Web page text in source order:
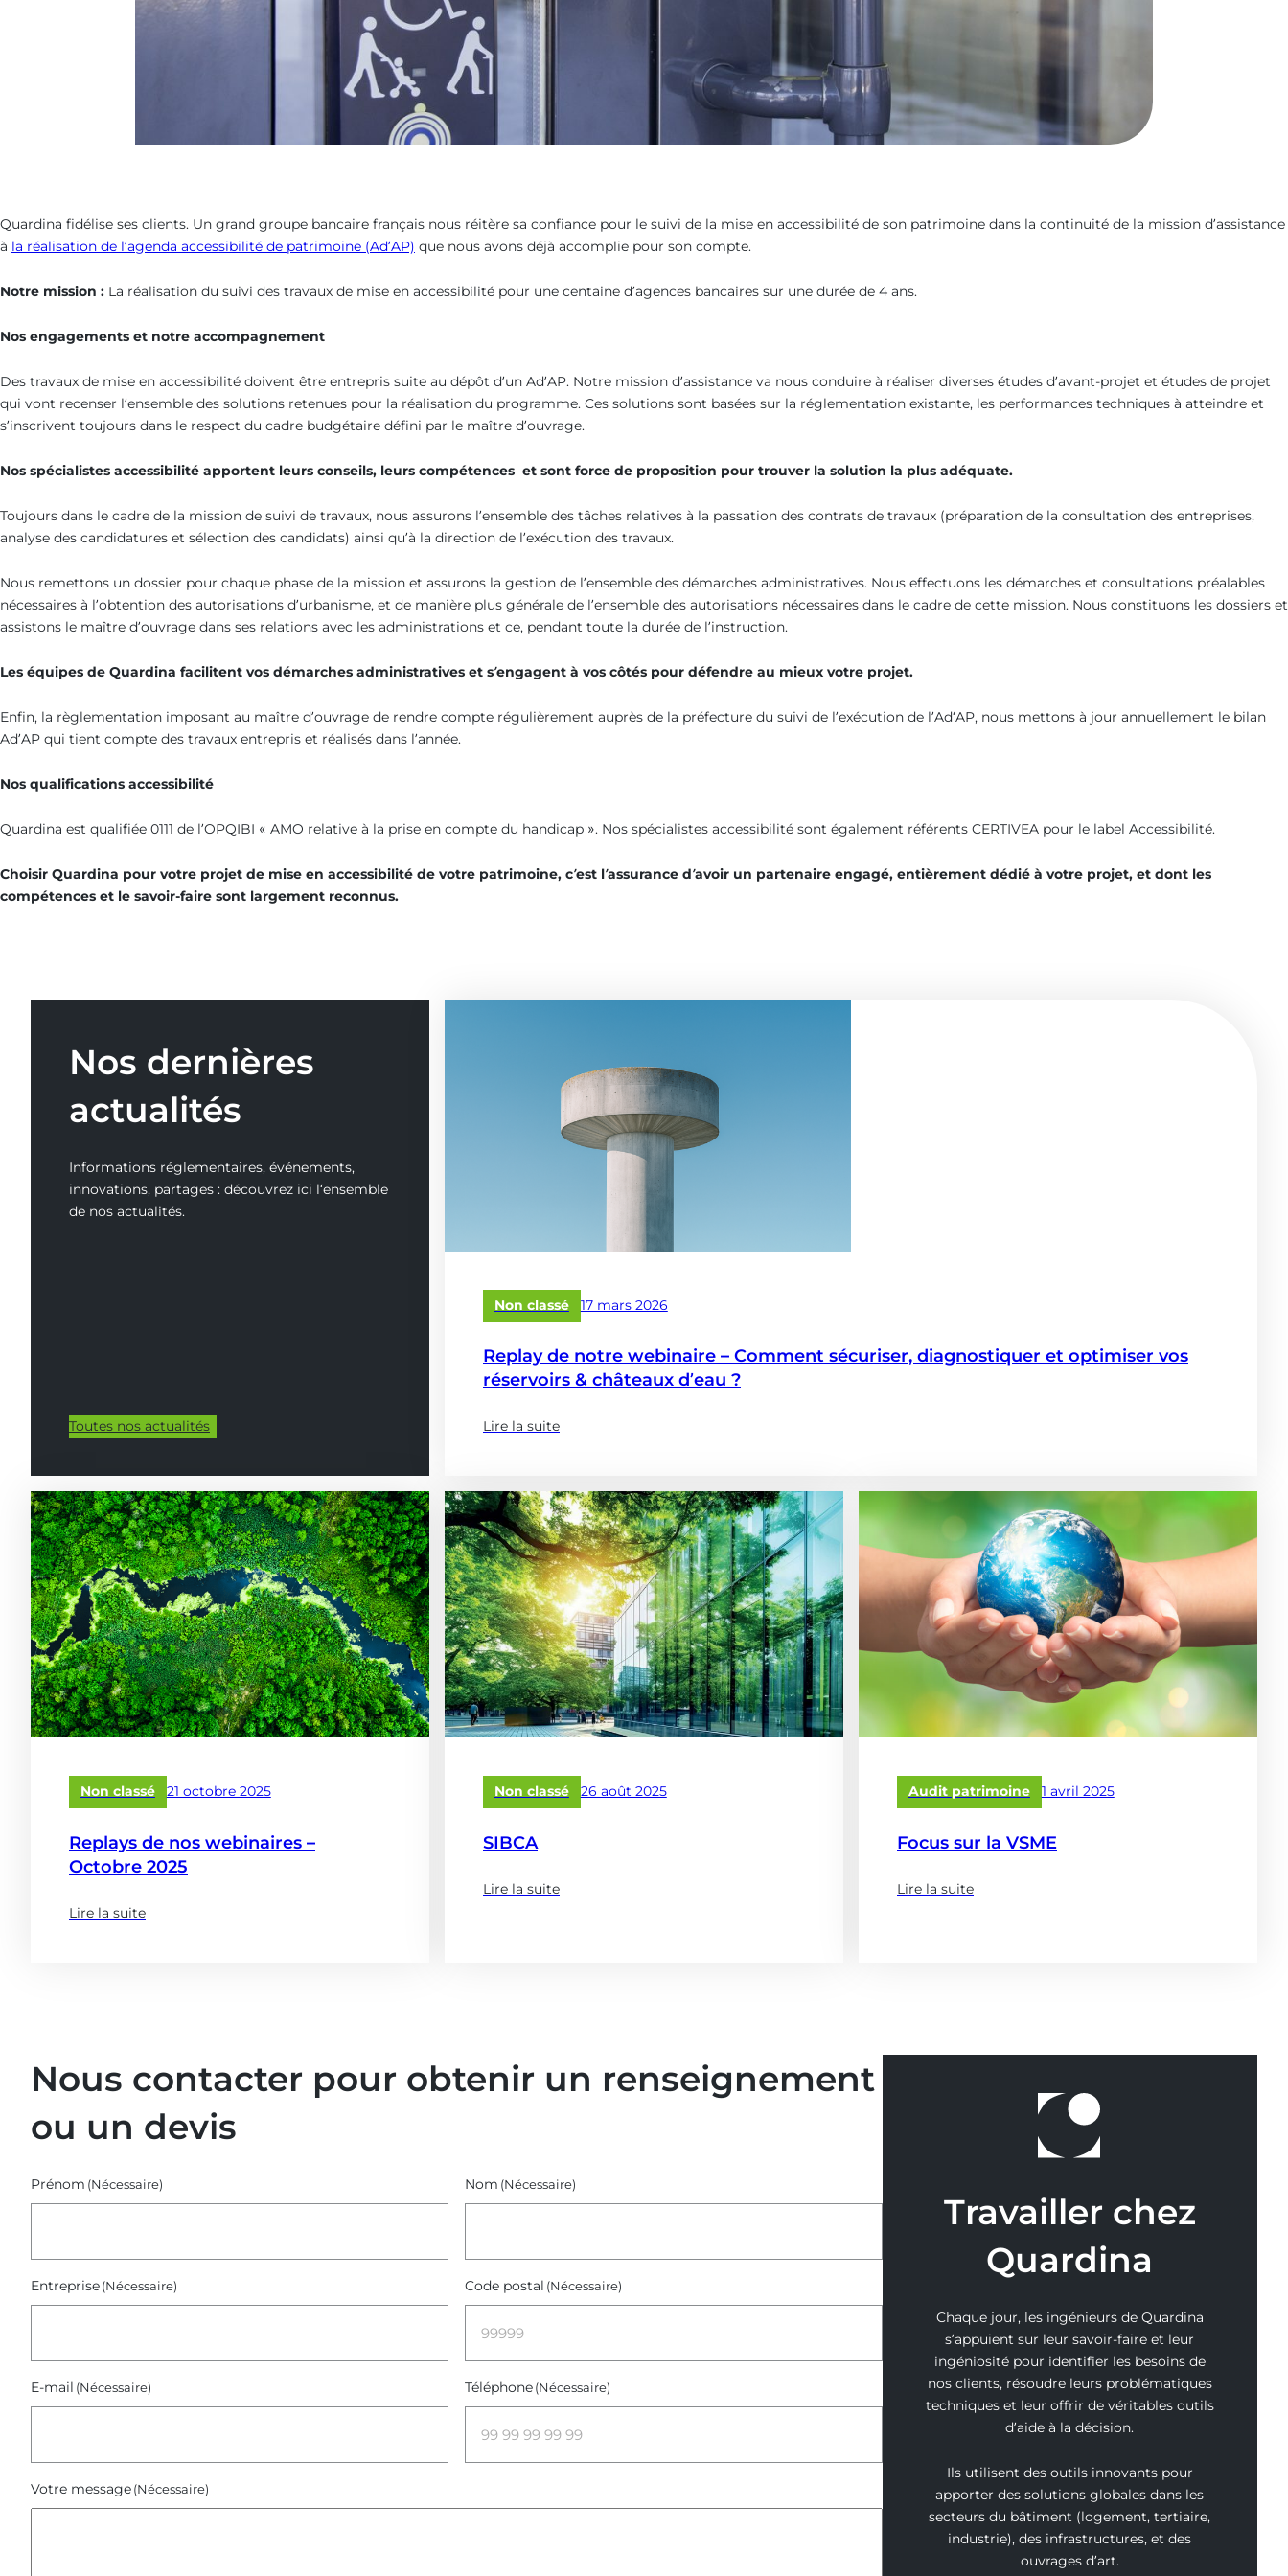
Quardina fidélise ses clients. Un grand groupe bancaire français nous réitère sa confiance pour le suivi de la mise en accessibilité de son patrimoine dans la continuité de la mission d’assistance
à la réalisation de l’agenda accessibilité de patrimoine (Ad’AP) que nous avons déjà accomplie pour son compte.
Notre mission : La réalisation du suivi des travaux de mise en accessibilité pour une centaine d’agences bancaires sur une durée de 4 ans.
Nos engagements et notre accompagnement
Des travaux de mise en accessibilité doivent être entrepris suite au dépôt d’un Ad’AP. Notre mission d’assistance va nous conduire à réaliser diverses études d’avant-projet et études de projet
qui vont recenser l’ensemble des solutions retenues pour la réalisation du programme. Ces solutions sont basées sur la réglementation existante, les performances techniques à atteindre et
s’inscrivent toujours dans le respect du cadre budgétaire défini par le maître d’ouvrage.
Nos spécialistes accessibilité apportent leurs conseils, leurs compétences et sont force de proposition pour trouver la solution la plus adéquate.
Toujours dans le cadre de la mission de suivi de travaux, nous assurons l’ensemble des tâches relatives à la passation des contrats de travaux (préparation de la consultation des entreprises,
analyse des candidatures et sélection des candidats) ainsi qu’à la direction de l’exécution des travaux.
Nous remettons un dossier pour chaque phase de la mission et assurons la gestion de l’ensemble des démarches administratives. Nous effectuons les démarches et consultations préalables
nécessaires à l’obtention des autorisations d’urbanisme, et de manière plus générale de l’ensemble des autorisations nécessaires dans le cadre de cette mission. Nous constituons les dossiers et
assistons le maître d’ouvrage dans ses relations avec les administrations et ce, pendant toute la durée de l’instruction.
Les équipes de Quardina facilitent vos démarches administratives et s’engagent à vos côtés pour défendre au mieux votre projet.
Enfin, la règlementation imposant au maître d’ouvrage de rendre compte régulièrement auprès de la préfecture du suivi de l’exécution de l’Ad‘AP, nous mettons à jour annuellement le bilan
Ad’AP qui tient compte des travaux entrepris et réalisés dans l’année.
Nos qualifications accessibilité
Quardina est qualifiée 0111 de l’OPQIBI « AMO relative à la prise en compte du handicap ». Nos spécialistes accessibilité sont également référents CERTIVEA pour le label Accessibilité.
Choisir Quardina pour votre projet de mise en accessibilité de votre patrimoine, c’est l’assurance d’avoir un partenaire engagé, entièrement dédié à votre projet, et dont les
compétences et le savoir-faire sont largement reconnus.
Nos dernières
actualités
Informations réglementaires, événements,
innovations, partages : découvrez ici l‘ensemble
de nos actualités.
Toutes nos actualités
Non classé
Publié
le
17 mars 2026
Replay de notre webinaire – Comment sécuriser, diagnostiquer et optimiser vos
réservoirs & châteaux d’eau ?
Lire la suite
(à
:
Replay
de
notre
webinaire
–
Comment
sécuriser,
diagnostiquer
et
optimiser
châteaux
d’eau
?)
Non classé
Publié
le
21 octobre 2025
Replays de nos webinaires –
Octobre 2025
Lire la suite
(à
webinaires
Octobre
2025)
Non classé
Publié
le
26 août 2025
SIBCA
Lire la suite
(à
Audit patrimoine
Publié
le
1 avril 2025
Focus sur la VSME
Lire la suite
(à
VSME)
Nous contacter pour obtenir un renseignement
ou un devis
Prénom (Nécessaire) Nom (Nécessaire)
Entreprise(Nécessaire) Code postal (Nécessaire)
E-mail (Nécessaire) Téléphone(Nécessaire)
Votre message(Nécessaire)
Travailler chez
Quardina
Chaque jour, les ingénieurs de Quardina
s’appuient sur leur savoir-faire et leur
ingéniosité pour identifier les besoins de
nos clients, résoudre leurs problématiques
techniques et leur offrir de véritables outils
d’aide à la décision.
Ils utilisent des outils innovants pour
apporter des solutions globales dans les
secteurs du bâtiment (logement, tertiaire,
industrie), des infrastructures, et des
ouvrages d’art.